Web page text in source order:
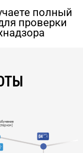
полный
проверки